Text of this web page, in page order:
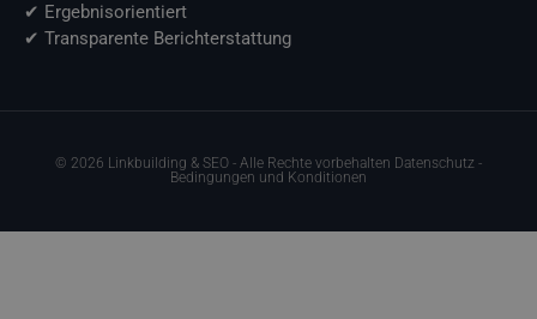
✔ Ergebnisorientiert
✔ Transparente Berichterstattung
© 2026 Linkbuilding & SEO - Alle Rechte vorbehalten Datenschutz -
Bedingungen und Konditionen